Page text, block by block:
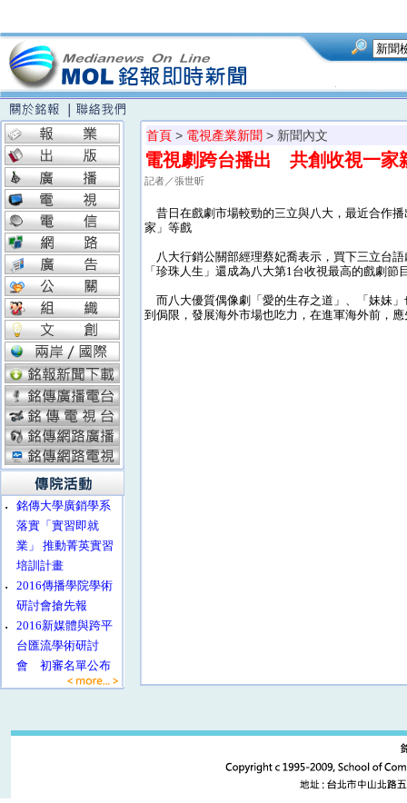
‧
銘傳大學廣銷學系
落實「實習即就
業」 推動菁英實習
培訓計畫
‧
2016傳播學院學術
研討會搶先報
‧
2016新媒體與跨平
台匯流學術研討
會 初審名單公布
首頁 > 電視產業新聞 > 新聞內文
電視劇跨台播出 共創收視一家
記者／張世昕
昔日在戲劇市場較勁的三立與八大，最近合作
家」等戲
八大行銷公關部經理蔡妃喬表示，買下三立台
「珍珠人生」還成為八大第1台收視最高的戲劇節
而八大優質偶像劇「愛的生存之道」、「妹妹
到侷限，發展海外市場也吃力，在進軍海外前，